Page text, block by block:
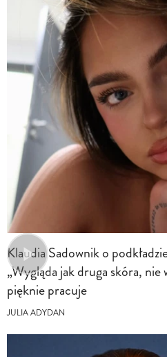
Klaudia Sadownik o
„Wygląda jak druga skóra, nie
pięknie pracuje
JULIA ADYDAN